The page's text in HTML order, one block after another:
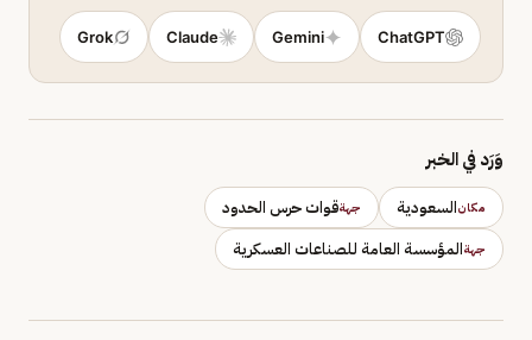
ChatGPT
Gemini
Claude
Grok
وَرَد في الخبر
مكانالسعودية جهةقوات حرس الحدود
جهةالمؤسسة العامة للصناعات العسكرية